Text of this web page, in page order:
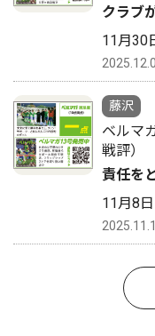
クラブ
11月30
藤沢
ベルマ
戦評）
責任を
11月8